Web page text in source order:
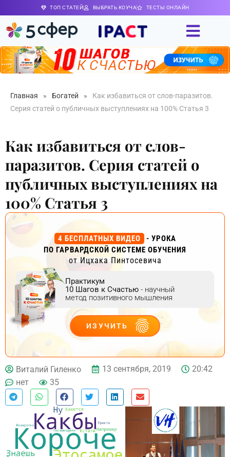
ТОП СТАТЕЙ ВЫБРАТЬ КОУЧА ТЕСТЫ ОНЛАЙН
Главная » Богатей »
Как избавиться от слов-паразитов.
Серия статей о публичных выступлениях на 100% Статья 3
Как избавиться от слов-
паразитов. Серия статей о
публичных выступлениях на
100% Статья 3
4 БЕСПЛАТНЫХ ВИДЕО
- УРОКА
ПО ГАРВАРДСКОЙ СИСТЕМЕ ОБУЧЕНИЯ
от Ицхака Пинтосевича
Практикум
10 Шагов к Счастью - научный
метод позитивного мышления
ИЗУЧИТЬ
ДЕЙСТВУЙ
Виталий Гиленко 13 сентября, 2019
20:42
нет
35